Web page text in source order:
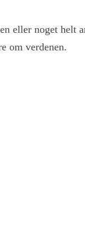
eller noget helt
om verdenen.